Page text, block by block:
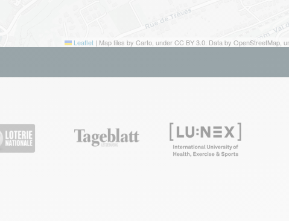
Leaflet | Map tiles by Carto, under CC BY 3.0. Data by OpenStreetMap,